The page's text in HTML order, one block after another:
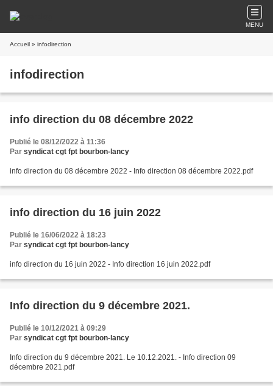
MENU
Accueil » infodirection
infodirection
info direction du 08 décembre 2022
Publié le 08/12/2022 à 11:36
Par syndicat cgt fpt bourbon-lancy
info direction du 08 décembre 2022 - Info direction 08 décembre 2022.pdf
info direction du 16 juin 2022
Publié le 16/06/2022 à 18:23
Par syndicat cgt fpt bourbon-lancy
info direction du 16 juin 2022 - Info direction 16 juin 2022.pdf
Info direction du 9 décembre 2021.
Publié le 10/12/2021 à 09:29
Par syndicat cgt fpt bourbon-lancy
Info direction du 9 décembre 2021. Le 10.12.2021. - Info direction 09
décembre 2021.pdf